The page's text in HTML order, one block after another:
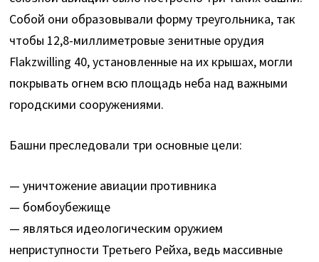
Собой они образовывали форму треугольника, так
чтобы 12,8-миллиметровые зенитные орудия
Flakzwilling 40, установленные на их крышах, могли
покрывать огнем всю площадь неба над важными
городскими сооружениями.
Башни преследовали три основные цели:
— уничтожение авиации противника
— бомбоубежище
— являться идеологическим оружием
неприступности Третьего Рейха, ведь массивные